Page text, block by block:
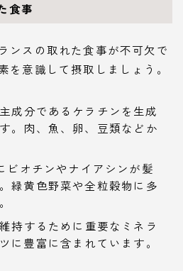
食事
ンスの取れた食事が不可欠で
を意識して摂取しましょう。
主成分であるケラチンを生成
。肉、魚、卵、豆類などか
ビオチンやナイアシンが髪
緑黄色野菜や全粒穀物に多
持するために重要なミネラ
に豊富に含まれています。